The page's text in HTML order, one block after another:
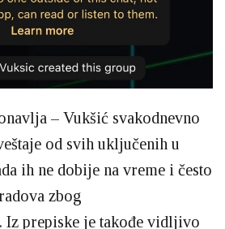
– Vukšić svakodnevno
od svih uključenih u
ih ne dobije na vreme i često
zbog
Iz prepiske je takođe vidljivo